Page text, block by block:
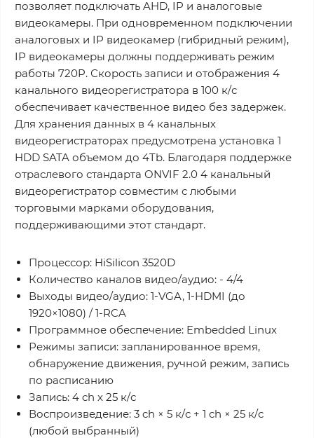
позволяет подключать AHD, IP и аналоговые
видеокамеры. При одновременном подключении
аналоговых и IP видеокамер (гибридный режим),
IP видеокамеры должны поддерживать режим
работы 720P. Скорость записи и отображения 4
канального видеорегистратора в 100 к/с
обеспечивает качественное видео без задержек.
Для хранения данных в 4 канальных
видеорегистраторах предусмотрена установка 1
HDD SATA объемом до 4Tb. Благодаря поддержке
отраслевого стандарта ONVIF 2.0 4 канальный
видеорегистратор совместим с любыми
торговыми марками оборудования,
поддерживающими этот стандарт.
Процессор: HiSilicon 3520D
Количество каналов видео/аудио: - 4/4
Выходы видео/аудио: 1-VGA, 1-HDMI (до
1920×1080) / 1-RCA
Программное обеспечение: Embedded Linux
Режимы записи: запланированное время,
обнаружение движения, ручной режим, запись
по расписанию
Запись: 4 ch x 25 к/с
Воспроизведение: 3 ch × 5 к/с + 1 ch × 25 к/с
(любой выбранный)